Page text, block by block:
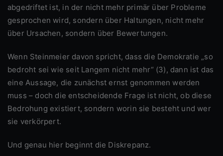
abgedriftet ist, in der nicht mehr primär über Probleme
gesprochen wird, sondern über Haltungen, nicht mehr
über Ursachen, sondern über Bewertungen.
Wenn Steinmeier davon spricht, dass die Demokratie „so
bedroht sei wie seit Langem nicht mehr“ (3), dann ist das
eine Aussage, die zunächst ernst genommen werden
muss – doch die entscheidende Frage ist nicht, ob diese
Bedrohung existiert, sondern worin sie besteht und wer
sie verkörpert.
Und genau hier beginnt die Diskrepanz.